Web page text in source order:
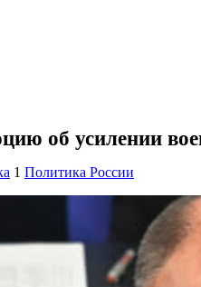
об усилении
1 Политика России